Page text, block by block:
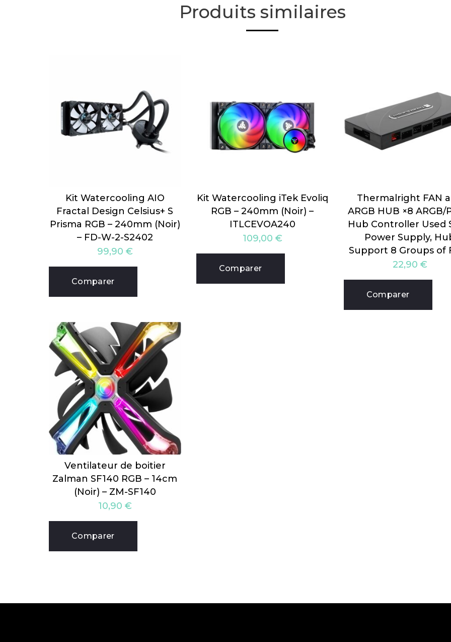
Produits similaires
Kit Watercooling AIO
Fractal Design Celsius+ S
Prisma RGB – 240mm (Noir)
– FD-W-2-S2402
99,90 €
Comparer
Kit Watercooling iTek Evoliq
RGB – 240mm (Noir) –
ITLCEVOA240
109,00 €
Comparer
Thermalright FAN
ARGB HUB ×8 ARGB/
Hub Controller Used
Power Supply,
Support 8 Groups of
22,90 €
Comparer
Ventilateur de boitier
Zalman SF140 RGB – 14cm
(Noir) – ZM-SF140
10,90 €
Comparer